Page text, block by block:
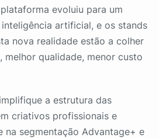
evoluiu para um
artificial, e os stands
nova realidade estão a colher
melhor qualidade, menor custo
a estrutura das
criativos profissionais e
na segmentação Advantage+ e